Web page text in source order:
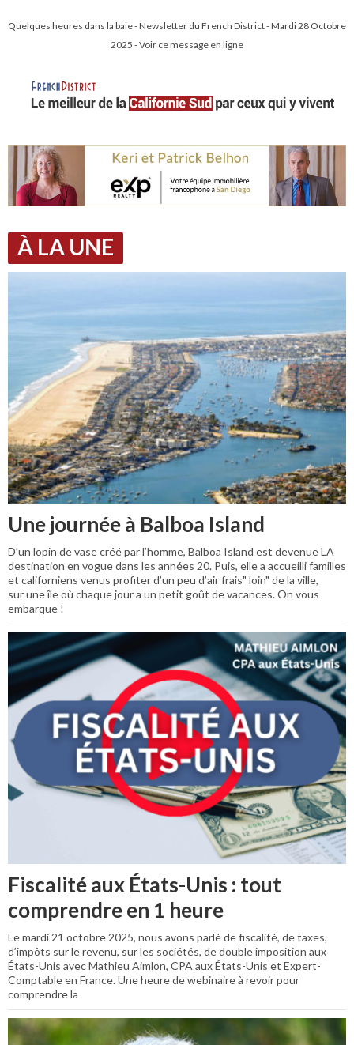
Quelques heures dans la baie - Newsletter du French District - Mardi 28 Octobre
2025 - Voir ce message en ligne
À LA UNE
Une journée à Balboa Island
D’un lopin de vase créé par l’homme, Balboa Island est devenue LA
destination en vogue dans les années 20. Puis, elle a accueilli familles
et californiens venus profiter d’un peu d’air frais" loin" de la ville,
sur une île où chaque jour a un petit goût de vacances. On vous
embarque !
Fiscalité aux États-Unis : tout
comprendre en 1 heure
Le mardi 21 octobre 2025, nous avons parlé de fiscalité, de taxes,
d’impôts sur le revenu, sur les sociétés, de double imposition aux
États-Unis avec Mathieu Aimlon, CPA aux États-Unis et Expert-
Comptable en France. Une heure de webinaire à revoir pour
comprendre la